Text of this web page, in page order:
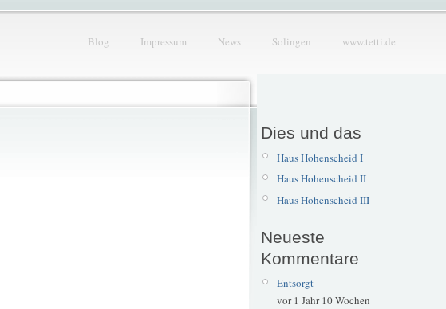
Blog Impressum News Solingen www.tetti.de
Dies und das
Haus Hohenscheid I
Haus Hohenscheid II
Haus Hohenscheid III
Neueste
Kommentare
Entsorgt
vor 1 Jahr 10 Wochen